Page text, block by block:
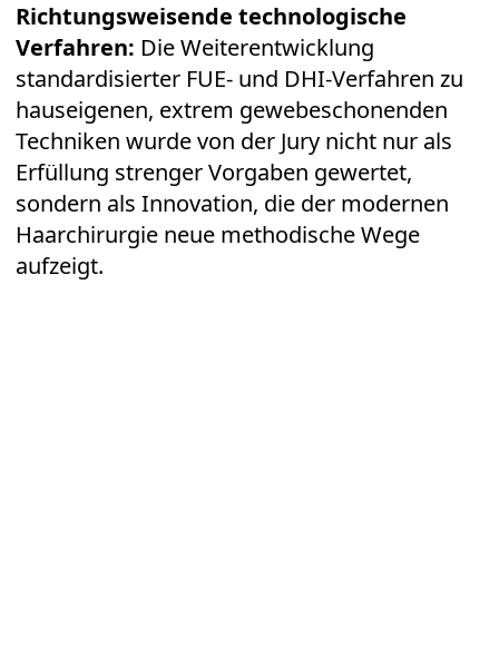
Richtungsweisende technologische
Verfahren: Die Weiterentwicklung
standardisierter FUE- und DHI-Verfahren zu
hauseigenen, extrem gewebeschonenden
Techniken wurde von der Jury nicht nur als
Erfüllung strenger Vorgaben gewertet,
sondern als Innovation, die der modernen
Haarchirurgie neue methodische Wege
aufzeigt.